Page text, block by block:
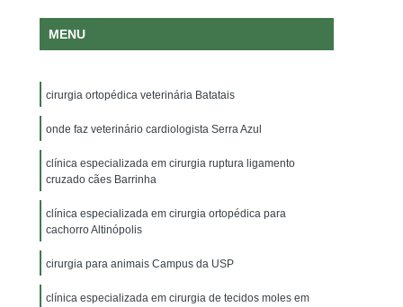
Oftalmologista
Veterinário Gastroenterologista Sumaré
Nutrólogo
Veterinário Odontologista
Veterinário
Exame de Citologia em Cães
Veterinário
Jardim Irajá
Exame Veterinário Sumaré
Veterinários
para Animais
MENU
cirurgia ortopédica veterinária Batatais
onde faz veterinário cardiologista Serra Azul
clínica especializada em cirurgia ruptura ligamento
cruzado cães Barrinha
clínica especializada em cirurgia ortopédica para
cachorro Altinópolis
cirurgia para animais Campus da USP
clínica especializada em cirurgia de tecidos moles em